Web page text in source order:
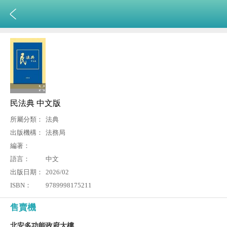
民法典 中文版
所屬分類：
法典
出版機構：
法務局
編著：
語言：
中文
出版日期：
2026/02
ISBN：
9789998175211
售賣機